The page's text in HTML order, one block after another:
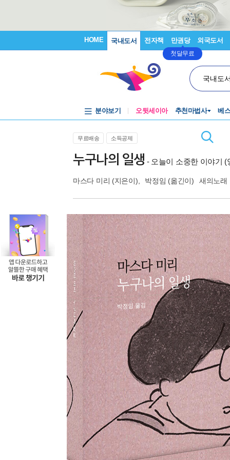
HOME 국내도서 전자책 만권당
첫달무료
외국도서
국내도
분야보기 오뒷세이아 추천마법사 베
무료배송 소득공제
누구나의 일생 - 오늘이 소중한 이야기
마스다 미리 (지은이), 박정임 (옮긴이) 새의노래